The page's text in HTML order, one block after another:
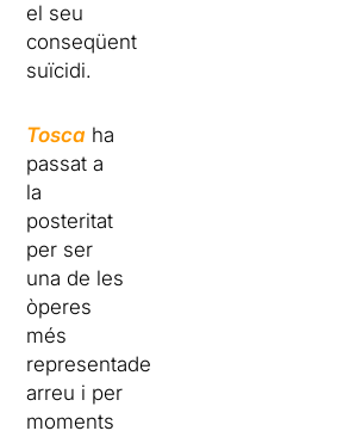
el seu
conseqüent
suïcidi.
Tosca ha
passat a
la
posteritat
per ser
una de les
òperes
més
representades
arreu i per
moments